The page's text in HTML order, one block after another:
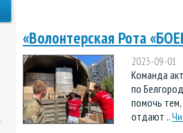
«Волонтерская Рота
2023-09-01
Команда
по
помочь тем,
отдают ..